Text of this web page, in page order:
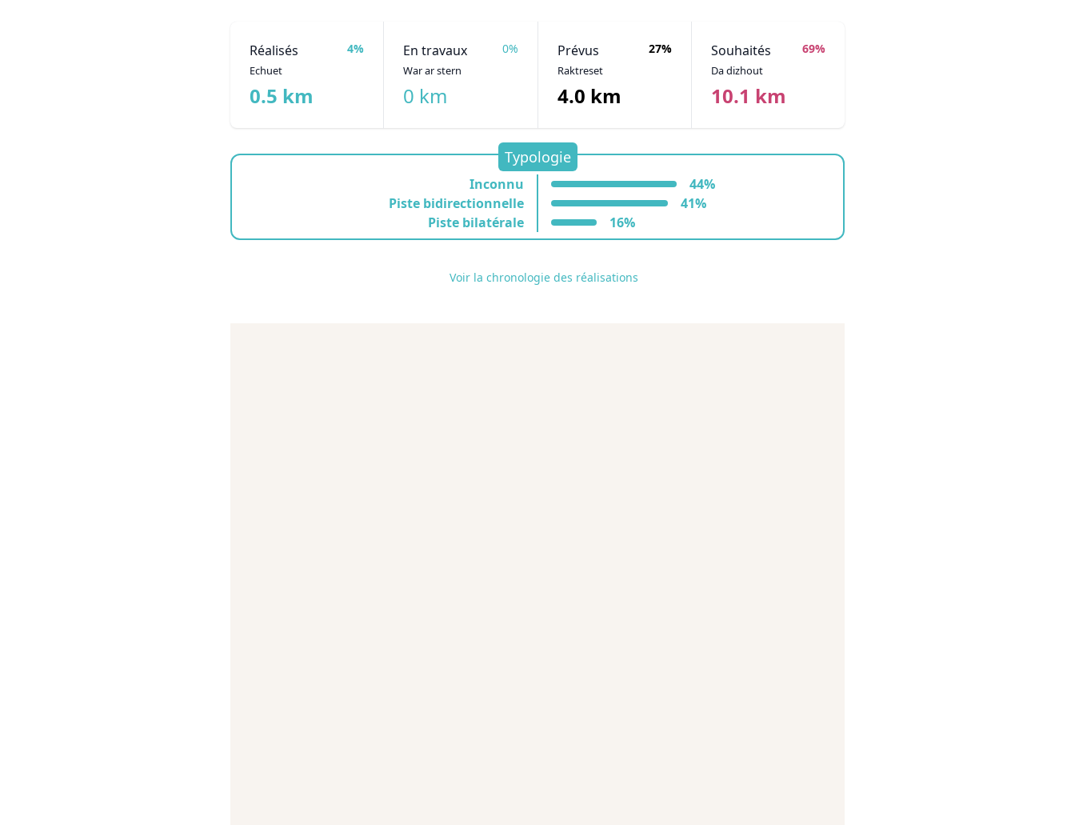
Réalisés
Echuet
4%
0.5 km
En travaux
War ar stern
0%
0 km
Prévus
Raktreset
27%
4.0 km
Souhaités
Da dizhout
69%
10.1 km
Typologie
Inconnu
44%
Piste bidirectionnelle
41%
Piste bilatérale
16%
Voir la chronologie des réalisations